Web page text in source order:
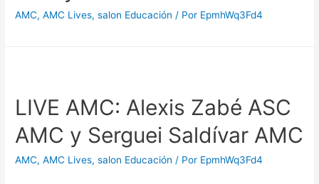
AMC,AMC Lives,salon Educación / Por EpmhWq3Fd4
LIVE AMC: Alexis Zabé ASC
AMC y Serguei Saldívar AMC
AMC,AMC Lives,salon Educación / Por EpmhWq3Fd4